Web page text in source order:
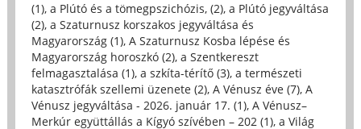
(1), a Plútó és a tömegpszichózis, (2), a Plútó jegyváltása
(2), a Szaturnusz korszakos jegyváltása és
Magyarország (1), A Szaturnusz Kosba lépése és
Magyarország horoszkó (2), a Szentkereszt
felmagasztalása (1), a szkíta-térítő (3), a természeti
katasztrófák szellemi üzenete (2), A Vénusz éve (7), A
Vénusz jegyváltása - 2026. január 17. (1), A Vénusz–
Merkúr együttállás a Kígyó szívében – 202 (1), a Világ